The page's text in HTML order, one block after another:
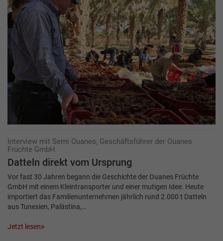
Interview mit Semi Ouanes, Geschäftsführer der Ouanes
Früchte GmbH
Datteln direkt vom Ursprung
Vor fast 30 Jahren begann die Geschichte der Ouanes Früchte
GmbH mit einem Kleintransporter und einer mutigen Idee. Heute
importiert das Familienunternehmen jährlich rund 2.000 t Datteln
aus Tunesien, Palästina,…
Jetzt lesen